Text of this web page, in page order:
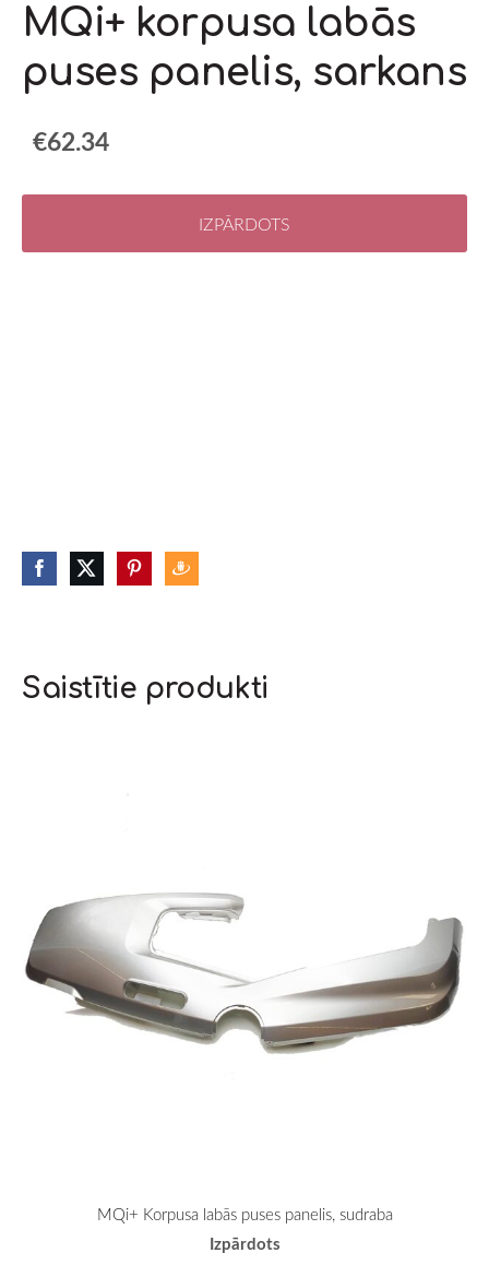
MQi+ korpusa labās
puses panelis, sarkans
€62.34
IZPĀRDOTS
Saistītie produkti
MQi+ Korpusa labās puses panelis, sudraba
Izpārdots